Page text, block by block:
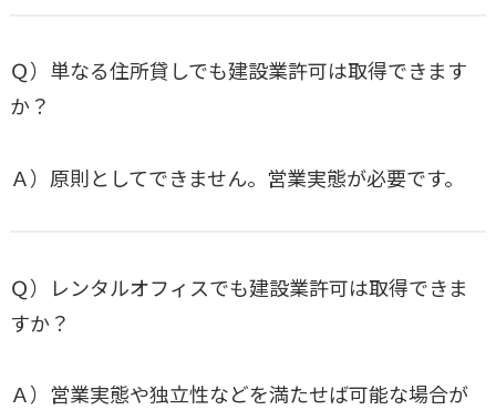
Ｑ）単なる住所貸しでも建設業許可は取得できます
か？
Ａ）原則としてできません。営業実態が必要です。
Ｑ）レンタルオフィスでも建設業許可は取得できま
すか？
Ａ）営業実態や独立性などを満たせば可能な場合が